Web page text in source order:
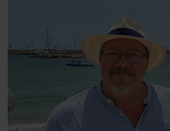
arv, angst, familieliv, frygten
at miste stemmen og den
livsglæde, han nægter at give
på.